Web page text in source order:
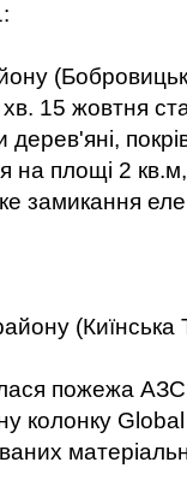
15 жовтня
дерев'яні,
площі 2
замикання
(Киїнська
пожежа
колонку